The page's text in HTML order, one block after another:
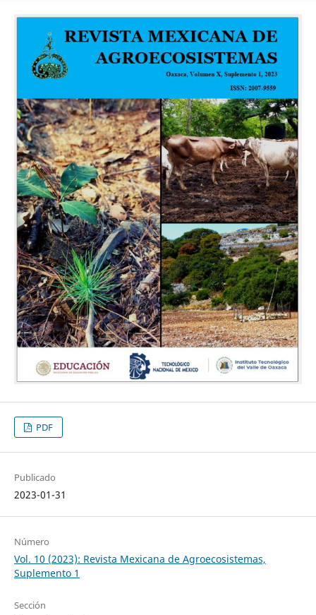
PDF
Publicado
2023-01-31
Número
Vol. 10 (2023): Revista Mexicana de Agroecosistemas,
Suplemento 1
Sección